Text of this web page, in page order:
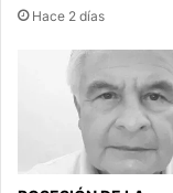
Hace 2 días